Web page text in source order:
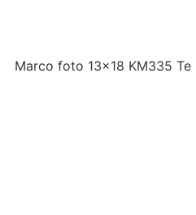
Marco foto 13×18 KM335 Te